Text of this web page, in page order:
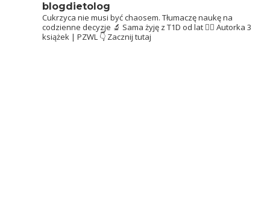
blogdietolog
Cukrzyca nie musi być chaosem. Tłumaczę naukę na
codzienne decyzje 🔬 Sama żyję z T1D od lat 👩‍⚕️ Autorka 3
książek | PZWL 👇 Zacznij tutaj